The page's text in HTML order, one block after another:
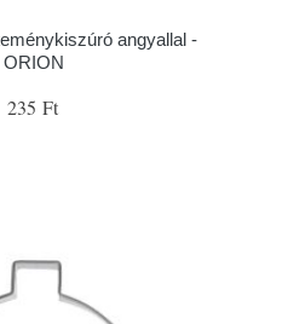
angyallal -
ORION
235 Ft